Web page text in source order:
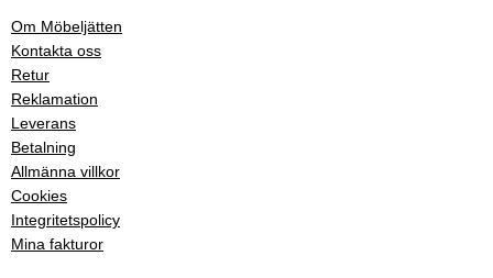
Om Möbeljätten
Kontakta oss
Retur
Reklamation
Leverans
Betalning
Allmänna villkor
Cookies
Integritetspolicy
Mina fakturor